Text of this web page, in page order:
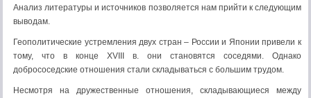
Анализ литературы и источников позволяется нам прийти к следующим
выводам.
Геополитические устремления двух стран – России и Японии привели к
тому, что в конце XVIII в. они становятся соседями. Однако
добрососедские отношения стали складываться с большим трудом.
Несмотря на дружественные отношения, складывающиеся между